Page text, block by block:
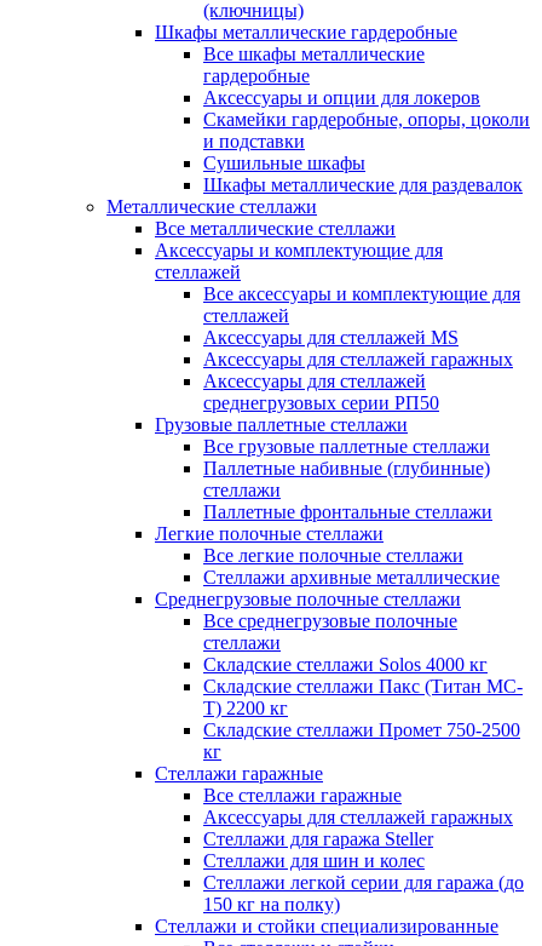
(ключницы)
Шкафы металлические гардеробные
Все шкафы металлические
гардеробные
Аксессуары и опции для локеров
Скамейки гардеробные, опоры, цоколи
и подставки
Сушильные шкафы
Шкафы металлические для раздевалок
Металлические стеллажи
Все металлические стеллажи
Аксессуары и комплектующие для
стеллажей
Все аксессуары и комплектующие для
стеллажей
Аксессуары для стеллажей MS
Аксессуары для стеллажей гаражных
Аксессуары для стеллажей
среднегрузовых серии РП50
Грузовые паллетные стеллажи
Все грузовые паллетные стеллажи
Паллетные набивные (глубинные)
стеллажи
Паллетные фронтальные стеллажи
Легкие полочные стеллажи
Все легкие полочные стеллажи
Стеллажи архивные металлические
Среднегрузовые полочные стеллажи
Все среднегрузовые полочные
стеллажи
Складские стеллажи Solos 4000 кг
Складские стеллажи Пакс (Титан МС-
Т) 2200 кг
Складские стеллажи Промет 750-2500
кг
Стеллажи гаражные
Все стеллажи гаражные
Аксессуары для стеллажей гаражных
Стеллажи для гаража Steller
Стеллажи для шин и колес
Стеллажи легкой серии для гаража (до
150 кг на полку)
Стеллажи и стойки специализированные